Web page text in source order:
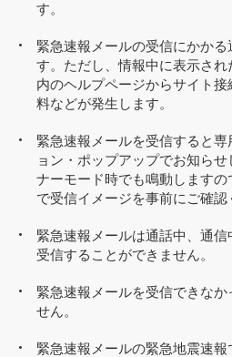
す。
緊急速報メールの受信にかか
す。ただし、情報中に表示さ
内のヘルプページからサイト
料などが発生します。
緊急速報メールを受信すると
ョン・ポップアップでお知ら
ナーモード時でも鳴動します
で受信イメージを事前にご確認
緊急速報メールは通話中、通
受信することができません。
緊急速報メールを受信できな
せん。
緊急速報メールの緊急地震速